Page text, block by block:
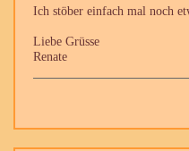
Ich stöber einfach mal noch
Liebe Grüsse
Renate